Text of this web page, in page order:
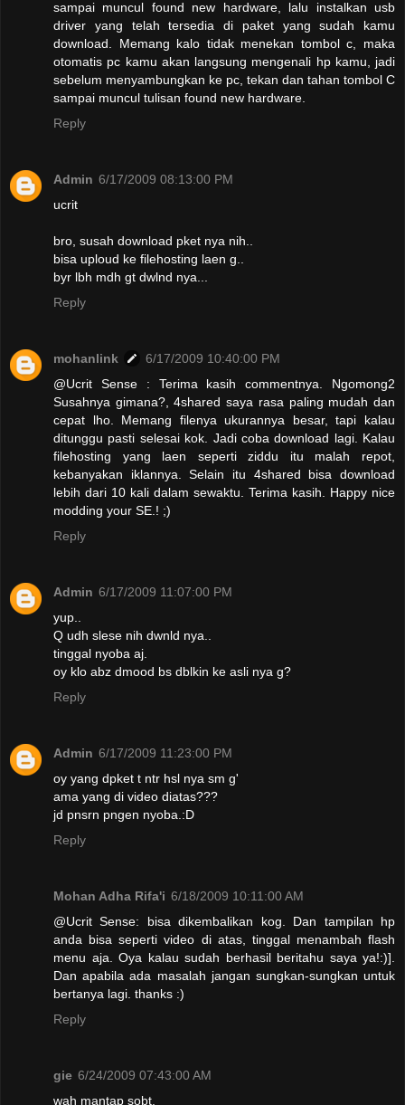
sampai muncul found new hardware, lalu instalkan usb
driver yang telah tersedia di paket yang sudah kamu
download. Memang kalo tidak menekan tombol c, maka
otomatis pc kamu akan langsung mengenali hp kamu, jadi
sebelum menyambungkan ke pc, tekan dan tahan tombol C
sampai muncul tulisan found new hardware.
Reply
Admin 6/17/2009 08:13:00 PM
ucrit
bro, susah download pket nya nih..
bisa uploud ke filehosting laen g..
byr lbh mdh gt dwlnd nya...
Reply
mohanlink
6/17/2009 10:40:00 PM
@Ucrit Sense : Terima kasih commentnya. Ngomong2
Susahnya gimana?, 4shared saya rasa paling mudah dan
cepat lho. Memang filenya ukurannya besar, tapi kalau
ditunggu pasti selesai kok. Jadi coba download lagi. Kalau
filehosting yang laen seperti ziddu itu malah repot,
kebanyakan iklannya. Selain itu 4shared bisa download
lebih dari 10 kali dalam sewaktu. Terima kasih. Happy nice
modding your SE.! ;)
Reply
Admin 6/17/2009 11:07:00 PM
yup..
Q udh slese nih dwnld nya..
tinggal nyoba aj.
oy klo abz dmood bs dblkin ke asli nya g?
Reply
Admin 6/17/2009 11:23:00 PM
oy yang dpket t ntr hsl nya sm g'
ama yang di video diatas???
jd pnsrn pngen nyoba.:D
Reply
Mohan Adha Rifa'i 6/18/2009 10:11:00 AM
@Ucrit Sense: bisa dikembalikan kog. Dan tampilan hp
anda bisa seperti video di atas, tinggal menambah flash
menu aja. Oya kalau sudah berhasil beritahu saya ya!:)].
Dan apabila ada masalah jangan sungkan-sungkan untuk
bertanya lagi. thanks :)
Reply
gie 6/24/2009 07:43:00 AM
wah mantap sobt.